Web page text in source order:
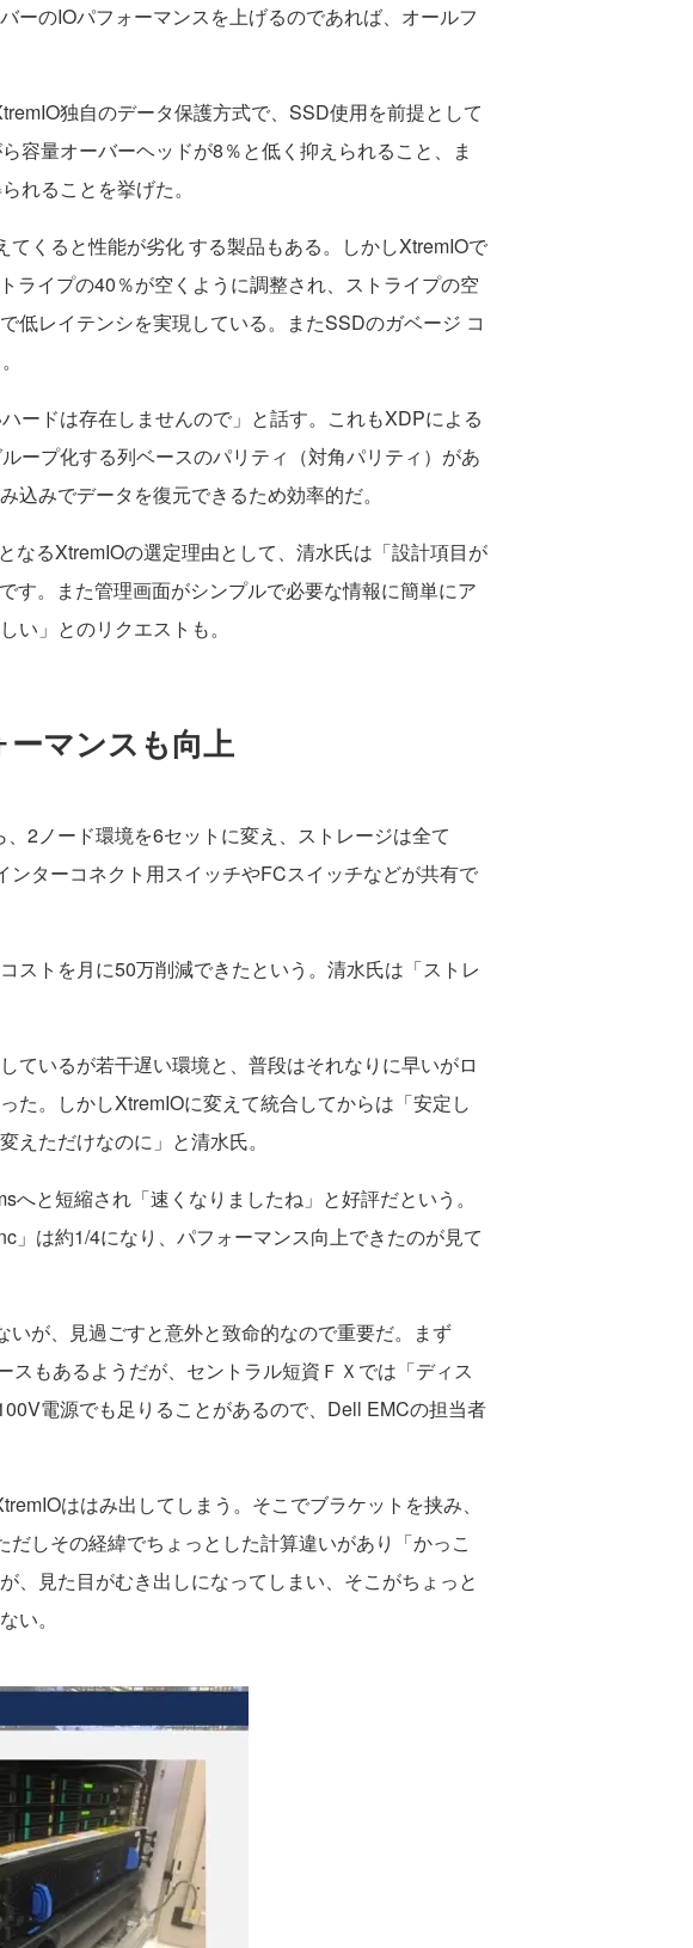
ーのIOパフォーマンスを上げるのであれば、オールフ
独自のデータ保護方式で、SSD使用を前提として
容量オーバーヘッドが8％と低く抑えられること、ま
れることを挙げた。
くると性能が劣化 する製品もある。しかしXtremIOで
ライプの40％が空くように調整され、ストライプの空
低レイテンシを実現している。またSSDのガベージ コ
ードは存在しませんので」と話す。これもXDPによる
ープ化する列ベースのパリティ（対角パリティ）があ
みでデータを復元できるため効率的だ。
るXtremIOの選定理由として、清水氏は「設計項目が
す。また管理画面がシンプルで必要な情報に簡単にア
」とのリクエストも。
マンスも向上
2ノード環境を6セットに変え、ストレージは全て
ターコネクト用スイッチやFCスイッチなどが共有で
トを月に50万削減できたという。清水氏は「ストレ
いるが若干遅い環境と、普段はそれなりに早いがロ
た。しかしXtremIOに変えて統合してからは「安定し
ただけなのに」と清水氏。
と短縮され「速くなりましたね」と好評だという。
は約1/4になり、パフォーマンス向上できたのが見て
が、見過ごすと意外と致命的なので重要だ。まず
スもあるようだが、セントラル短資ＦＸでは「ディス
電源でも足りることがあるので、Dell EMCの担当者
ははみ出してしまう。そこでブラケットを挟み、
しその経緯でちょっとした計算違いがあり「かっこ
、見た目がむき出しになってしまい、そこがちょっと
い。